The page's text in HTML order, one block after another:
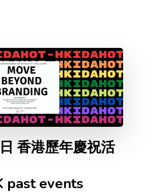
香港歷年慶祝活
past events